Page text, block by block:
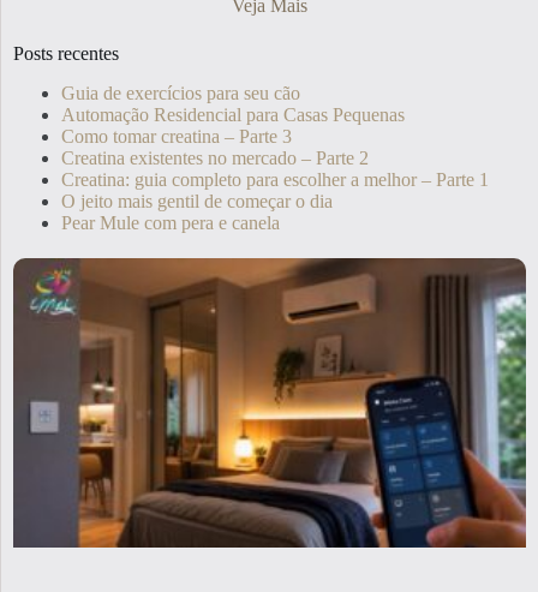
Veja Mais
Posts recentes
Guia de exercícios para seu cão
Automação Residencial para Casas Pequenas
Como tomar creatina – Parte 3
Creatina existentes no mercado – Parte 2
Creatina: guia completo para escolher a melhor – Parte 1
O jeito mais gentil de começar o dia
Pear Mule com pera e canela